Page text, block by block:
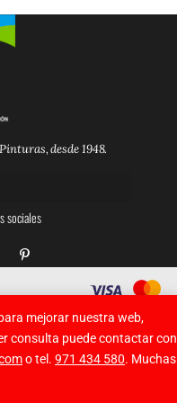
mejorar nuestra web,
consulta puede contactar con
o tel. 971 434 580. Muchas
desde 1948.
sociales
P
i
e
e
s
-